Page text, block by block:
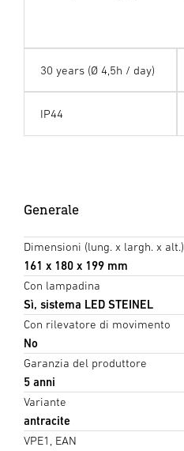
30 years (Ø 4,5h / day)
IP44
Generale
Dimensioni (lung. x largh. x alt.)
161 x 180 x 199 mm
Con lampadina
Sì, sistema LED STEINEL
Con rilevatore di movimento
No
Garanzia del produttore
5 anni
Variante
antracite
VPE1, EAN